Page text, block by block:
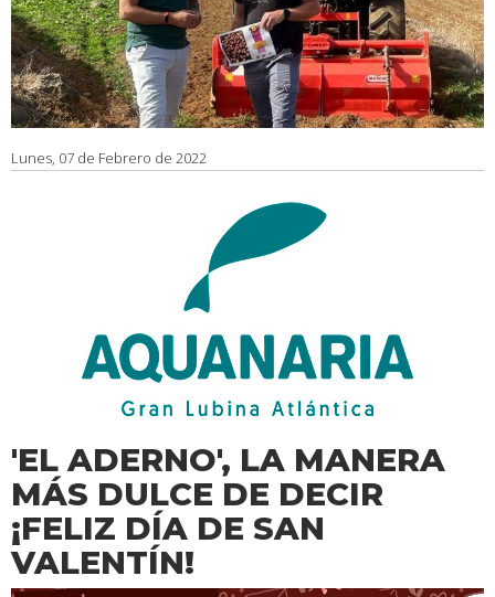
Lunes, 07 de Febrero de 2022
'EL ADERNO', LA MANERA
MÁS DULCE DE DECIR
¡FELIZ DÍA DE SAN
VALENTÍN!